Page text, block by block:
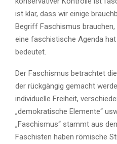
ist klar, dass wir einige
Begriff Faschismus
eine faschistische Agenda
bedeutet.
Der Faschismus betrachtet
der rückgängig gemacht
individuelle Freiheit,
„demokratische Elemente“
„Faschismus“ stammt aus
Faschisten haben römische